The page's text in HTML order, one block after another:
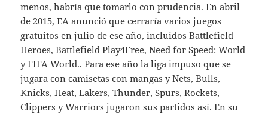
menos, habría que tomarlo con prudencia. En abril
de 2015, EA anunció que cerraría varios juegos
gratuitos en julio de ese año, incluidos Battlefield
Heroes, Battlefield Play4Free, Need for Speed: World
y FIFA World.. Para ese año la liga impuso que se
jugara con camisetas con mangas y Nets, Bulls,
Knicks, Heat, Lakers, Thunder, Spurs, Rockets,
Clippers y Warriors jugaron sus partidos así. En su